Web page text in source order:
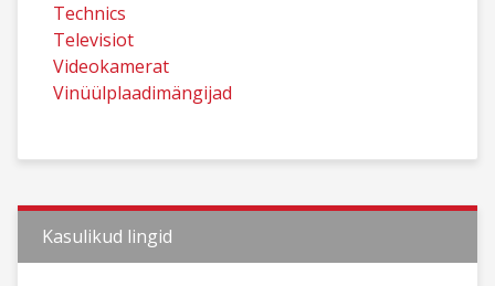
Technics
Televisiot
Videokamerat
Vinüülplaadimängijad
Kasulikud lingid